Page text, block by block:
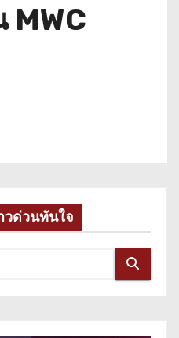
MWC
ด่วนทันใจ